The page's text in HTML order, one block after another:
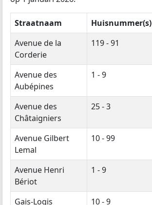
Straatnaam Huisnummer(s)
Avenue de la
Corderie
119 - 91
Avenue des
Aubépines
1 - 9
Avenue des
Châtaigniers
25 - 3
Avenue Gilbert
Lemal
10 - 99
Avenue Henri
Bériot
1 - 9
Gais-Logis 10 - 9